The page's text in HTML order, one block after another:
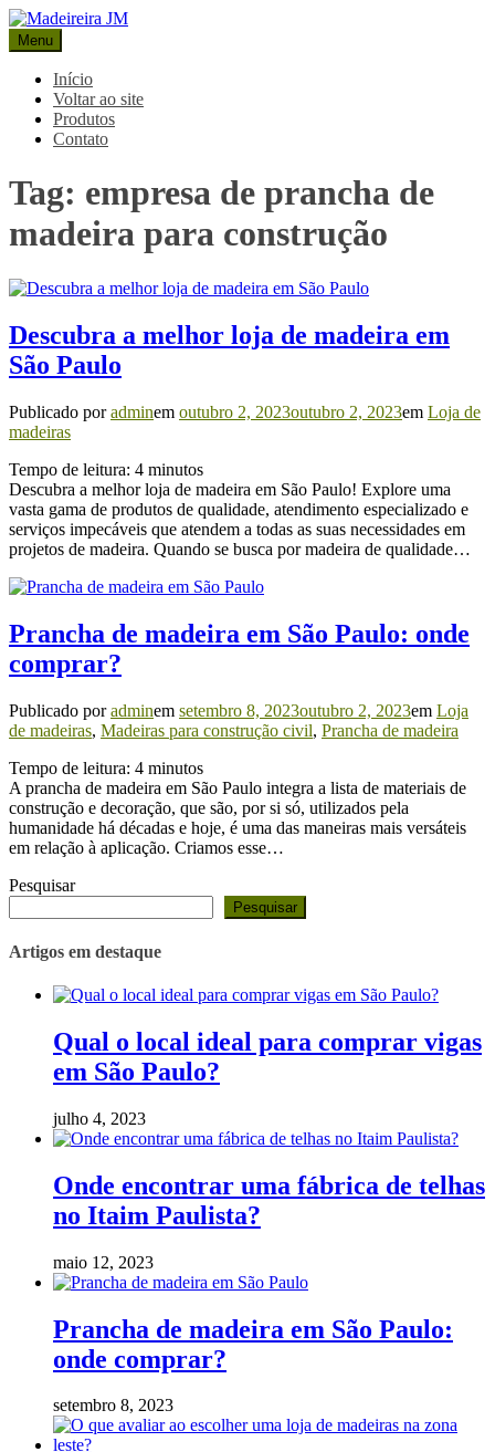
Pular
para
o
conteúdo
Madeireira JM
Blog Madeireira JM
Menu
Início
Voltar ao site
Produtos
Contato
Tag: empresa de prancha de
madeira para construção
Descubra a melhor loja de madeira em
São Paulo
Publicado poradminem outubro 2, 2023outubro 2, 2023em Loja de
madeiras
Tempo de leitura: 4 minutos
Descubra a melhor loja de madeira em São Paulo! Explore uma
vasta gama de produtos de qualidade, atendimento especializado e
serviços impecáveis que atendem a todas as suas necessidades em
projetos de madeira. Quando se busca por madeira de qualidade…
Prancha de madeira em São Paulo: onde
comprar?
Publicado poradminem setembro 8, 2023outubro 2, 2023em Loja
de madeiras, Madeiras para construção civil, Prancha de madeira
Tempo de leitura: 4 minutos
A prancha de madeira em São Paulo integra a lista de materiais de
construção e decoração, que são, por si só, utilizados pela
humanidade há décadas e hoje, é uma das maneiras mais versáteis
em relação à aplicação. Criamos esse…
Pesquisar
Pesquisar
Artigos em destaque
Qual o local ideal para comprar vigas
em São Paulo?
julho 4, 2023
Onde encontrar uma fábrica de telhas
no Itaim Paulista?
maio 12, 2023
Prancha de madeira em São Paulo:
onde comprar?
setembro 8, 2023